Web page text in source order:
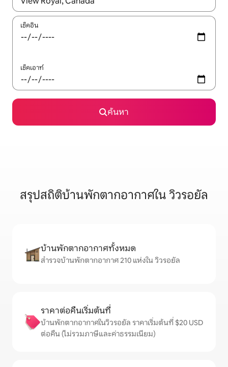
เช็คอิน
เช็คเอาท์
ค้นหา
สรุปสถิติบ้านพักตากอากาศใน วิวรอยัล
บ้านพักตากอากาศทั้งหมด
สำรวจบ้านพักตากอากาศ 210 แห่งใน วิวรอยัล
ราคาต่อคืนเริ่มต้นที่
บ้านพักตากอากาศในวิวรอยัล ราคาเริ่มต้นที่ $20 USD
ต่อคืน (ไม่รวมภาษีและค่าธรรมเนียม)